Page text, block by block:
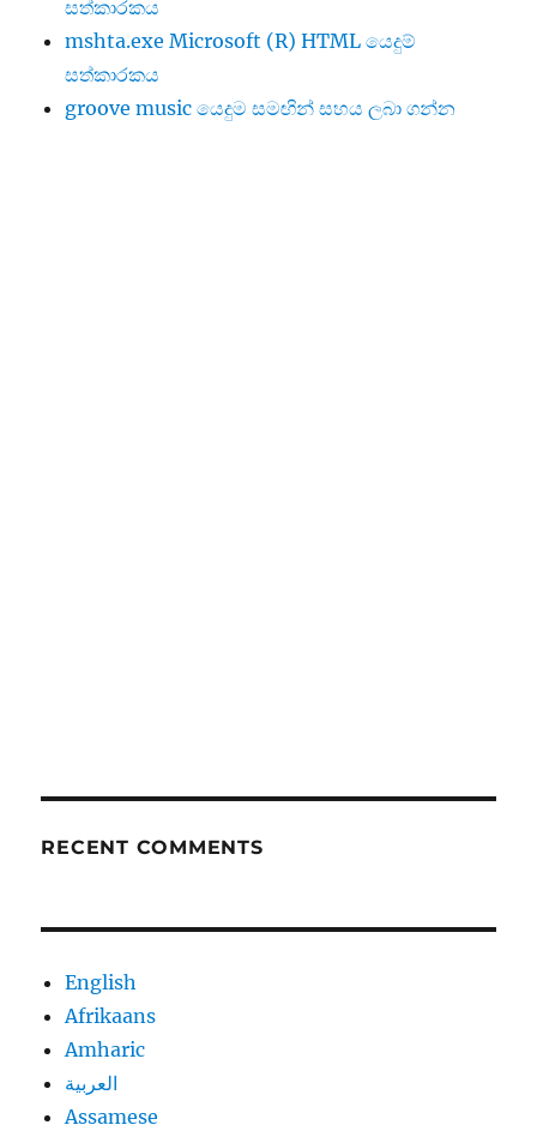
සත්කාරකය
mshta.exe Microsoft (R) HTML යෙදුම්
සත්කාරකය
groove music යෙදුම සමඟින් සහය ලබා ගන්න
RECENT COMMENTS
English
Afrikaans
Amharic
العربية
Assamese